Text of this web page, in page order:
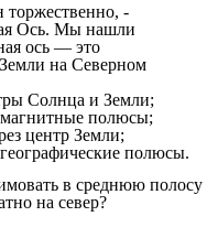
торжественно, -
Ось. Мы нашли
ось — это
на Северном
Солнца и Земли;
полюсы;
центр Земли;
полюсы.
в среднюю полосу
на север?